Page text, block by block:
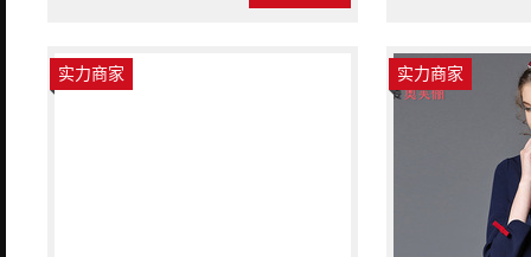
实力商家 实力商家